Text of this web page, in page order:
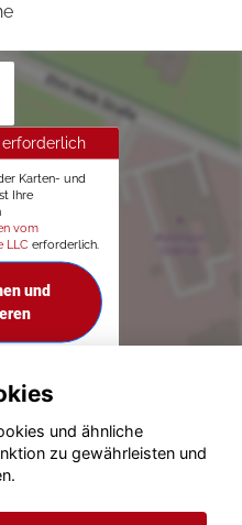
Karten- und
Ihre
vom
LLC erforderlich.
und
2020 - 2026
und ähnliche
zu gewährleisten und